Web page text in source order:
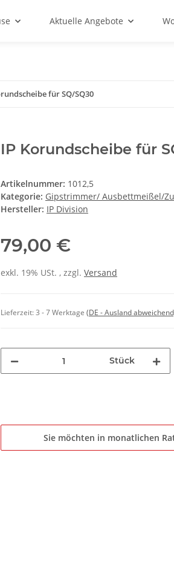
Aktuelle Angebote
für SQ/SQ30
IP Korundscheibe für
Artikelnummer: 1012,5
Kategorie: Gipstrimmer/ Ausbettmeißel/
Hersteller: IP Division
79,00 €
exkl. 19% USt. , zzgl. Versand
Lieferzeit:3 - 7 Werktage (DE - Ausland
Stück
Sie möchten in monatlichen